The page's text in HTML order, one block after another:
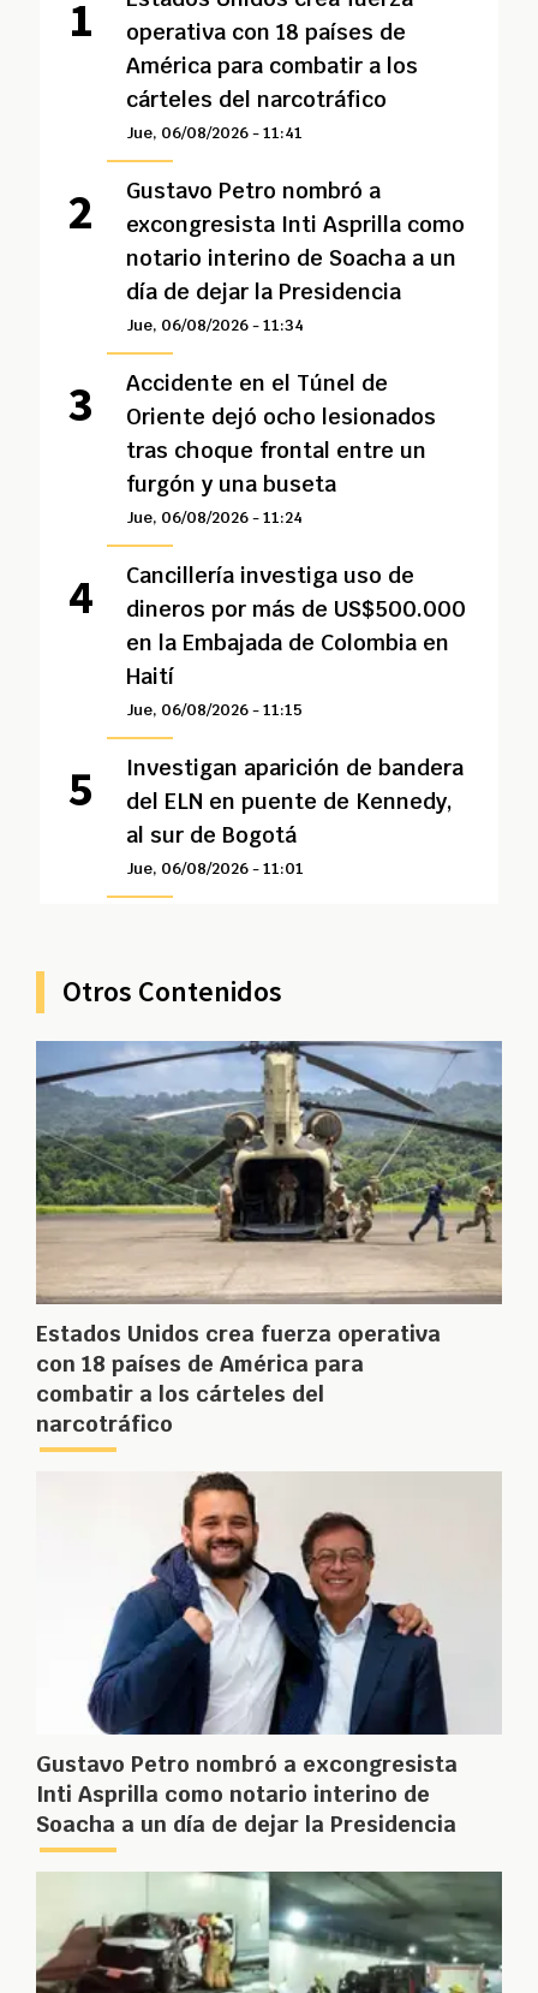
operativa con 18 países de
América para combatir a los
cárteles del narcotráfico
Jue, 06/08/2026 - 11:41
Gustavo Petro nombró a
excongresista Inti Asprilla como
notario interino de Soacha a un
día de dejar la Presidencia
Jue, 06/08/2026 - 11:34
Accidente en el Túnel de
Oriente dejó ocho lesionados
tras choque frontal entre un
furgón y una buseta
Jue, 06/08/2026 - 11:24
Cancillería investiga uso de
dineros por más de US$500.000
en la Embajada de Colombia en
Haití
Jue, 06/08/2026 - 11:15
Investigan aparición de bandera
del ELN en puente de Kennedy,
al sur de Bogotá
Jue, 06/08/2026 - 11:01
Otros Contenidos
Estados Unidos crea fuerza operativa
con 18 países de América para
combatir a los cárteles del
narcotráfico
Gustavo Petro nombró a excongresista
Inti Asprilla como notario interino de
Soacha a un día de dejar la Presidencia